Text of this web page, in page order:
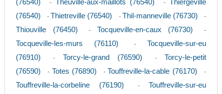
(76540)
- Theuville-aux-maillots (76540) - Thiergeville
(76540)
- Thietreville (76540) - Thil-manneville (76730) -
Thiouville (76450) - Tocqueville-en-caux (76730) -
Tocqueville-les-murs (76110) - Tocqueville-sur-eu
(76910)
- Torcy-le-grand (76590) - Torcy-le-petit
(76590)
- Totes (76890) - Touffreville-la-cable (76170) -
Touffreville-la-corbeline (76190) - Touffreville-sur-eu